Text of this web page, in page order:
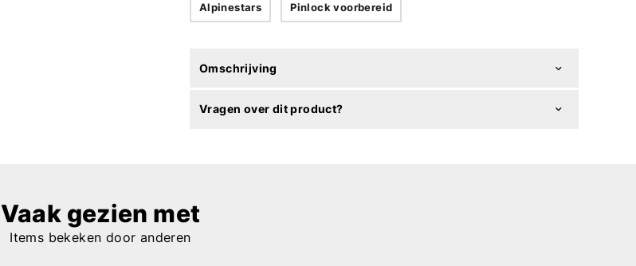
Alpinestars Pinlock voorbereid
Omschrijving
Vragen over dit product?
Vaak gezien met
Items bekeken door anderen